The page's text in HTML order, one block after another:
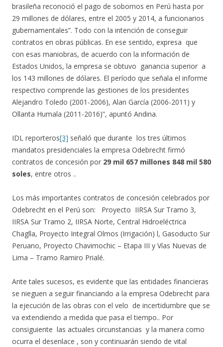
brasileña reconoció el pago de sobornos en Perú hasta por
29 millones de dólares, entre el 2005 y 2014, a funcionarios
gubernamentales”. Todo con la intención de conseguir
contratos en obras públicas. En ese sentido, expresa que
con esas maniobras, de acuerdo con la información de
Estados Unidos, la empresa se obtuvo ganancia superior a
los 143 millones de dólares. El período que señala el informe
respectivo comprende las gestiones de los presidentes
Alejandro Toledo (2001-2006), Alan García (2006-2011) y
Ollanta Humala (2011-2016)”, apuntó Andina.
IDL reporteros[3] señaló que durante los tres últimos
mandatos presidenciales la empresa Odebrecht firmó
contratos de concesión por 29 mil 657 millones 848 mil 580
soles, entre otros ..
Los más importantes contratos de concesión celebrados por
Odebrecht en el Perú son: Proyecto IIRSA Sur Tramo 3,
IIRSA Sur Tramo 2, IIRSA Norte, Central Hidroeléctrica
Chaglla, Proyecto Integral Olmos (Irrigación) l, Gasoducto Sur
Peruano, Proyecto Chavimochic – Etapa III y Vías Nuevas de
Lima – Tramo Ramiro Prialé.
Ante tales sucesos, es evidente que las entidades financieras
se nieguen a seguir financiando a la empresa Odebrecht para
la ejecución de las obras con el velo de incertidumbre que se
va extendiendo a medida que pasa el tiempo.. Por
consiguiente las actuales circunstancias y la manera como
ocurra el desenlace , son y continuarán siendo de vital